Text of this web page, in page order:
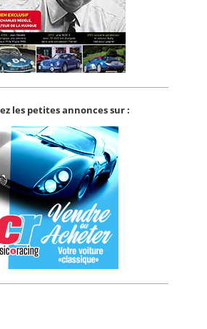
les petites annonces sur :